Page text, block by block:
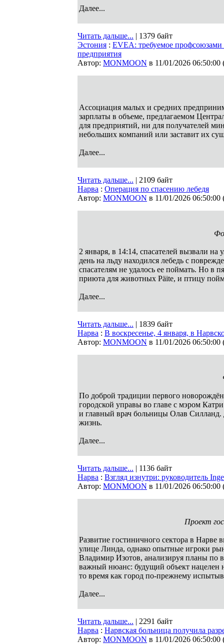
Далее...
Читать дальше... | 1379 байт
Эстония : EVEA: требуемое
предприятия
Автор: MONMOON в 11/01/2026 06:50:00
Ассоциация малых и средних
зарплаты в объеме, предлагаемом
для предприятий, ни для получателей
небольших компаний или заставит их
Далее...
Читать дальше... | 2109 байт
Нарва : Операция по спасению лебедя
Автор: MONMOON в 11/01/2026 06:50:00
2 января, в 14:14, спасателей вызвали
день на льду находился лебедь с
спасателям не удалось ее поймать. Но в
приюта для животных Päite, и птицу
Далее...
Читать дальше... | 1839 байт
Нарва : В воскресенье, 4 января, в
Автор: MONMOON в 11/01/2026 06:50:00
По доброй традиции первого
городской управы во главе с мэром
и главный врач больницы Олав
жизнь.
Далее...
Читать дальше... | 1136 байт
Нарва : Взгляд изнутри: руководитель
Автор: MONMOON в 11/01/2026 06:50:00
Проект
Развитие гостиничного сектора в
улице Линда, однако опытные игроки
Владимир Изотов, анализируя планы по
важный нюанс: будущий объект нацелен
то время как город по-прежнему
Далее...
Читать дальше... | 2291 байт
Нарва : Нарвская больница получила
Автор: MONMOON в 11/01/2026 06:50:00